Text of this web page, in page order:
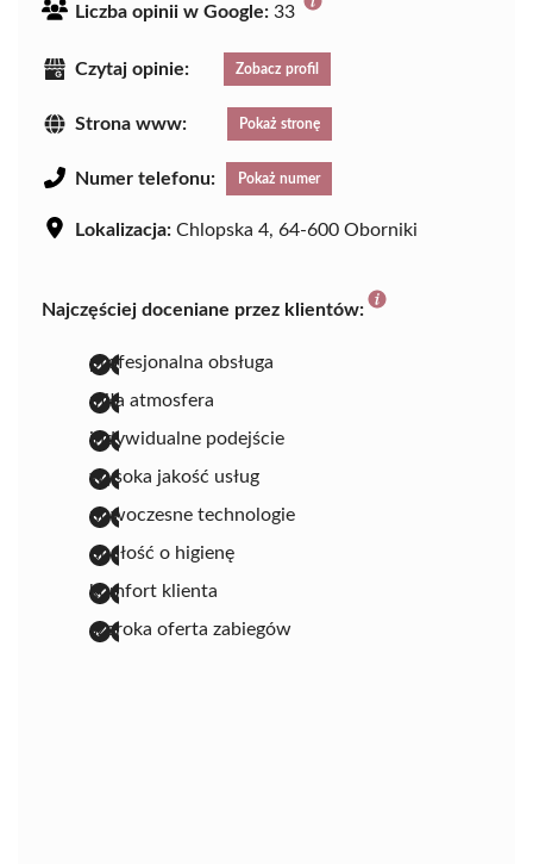
Liczba opinii w Google: 33
Czytaj opinie: Zobacz profil
Strona www: Pokaż stronę
Numer telefonu: Pokaż numer
Lokalizacja: Chlopska 4, 64-600 Oborniki
Najczęściej doceniane przez klientów:
profesjonalna obsługa
miła atmosfera
indywidualne podejście
wysoka jakość usług
nowoczesne technologie
dbałość o higienę
komfort klienta
szeroka oferta zabiegów